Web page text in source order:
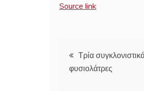
Source link
Πλοήγηση
άρθρων
Τρία
φυσιολάτρες